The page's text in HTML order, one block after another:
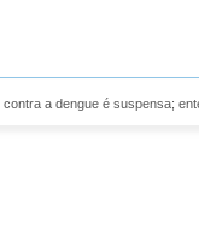
contra a dengue é suspensa;